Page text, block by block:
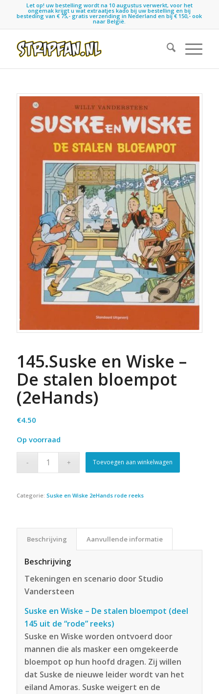
Let op! uw bestelling wordt na 10 augustus verwerkt, voor het
ongemak krijgt u wat extraatjes kado bij uw bestelling en bij
besteding van € 75,- gratis verzending in Nederland en bij € 150,- ook
naar België.
145.Suske en Wiske –
De stalen bloempot
(2eHands)
€4.50
Op voorraad
Toevoegen aan winkelwagen
Categorie: Suske en Wiske 2eHands rode reeks
Beschrijving Aanvullende informatie
Beschrijving
Tekeningen en scenario door Studio
Vandersteen
Suske en Wiske – De stalen bloempot (deel
145 uit de “rode” reeks)
Suske en Wiske worden ontvoerd door
mannen die als masker een omgekeerde
bloempot op hun hoofd dragen. Zij willen
dat Suske de nieuwe leider wordt van het
eiland Amoras. Suske weigert en de